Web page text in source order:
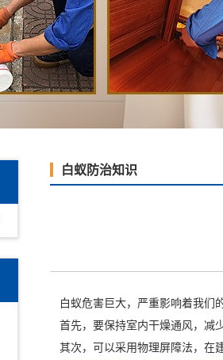
白蚁防治知识
白蚁危害巨大，严重影响着我们
首先，要保持室内干燥通风，减
其次，可以采用物理屏障法，在